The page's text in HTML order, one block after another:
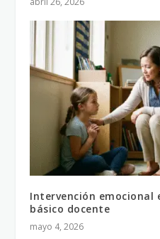
Intervención emocional
básico docente
mayo 4, 2026